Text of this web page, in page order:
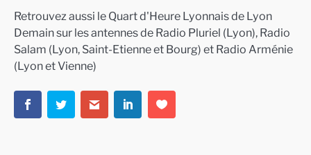
Retrouvez aussi le Quart d'Heure Lyonnais de Lyon
Demain sur les antennes de Radio Pluriel (Lyon), Radio
Salam (Lyon, Saint-Etienne et Bourg) et Radio Arménie
(Lyon et Vienne)